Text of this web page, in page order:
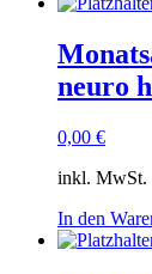
neuro
0,00 €
inkl. MwSt.
In den